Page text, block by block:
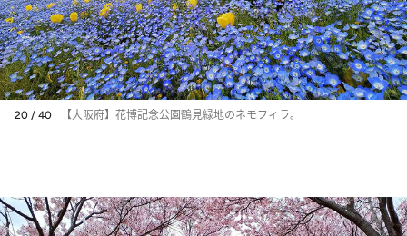
20 / 40 【大阪府】花博記念公園鶴見緑地のネモフィラ。